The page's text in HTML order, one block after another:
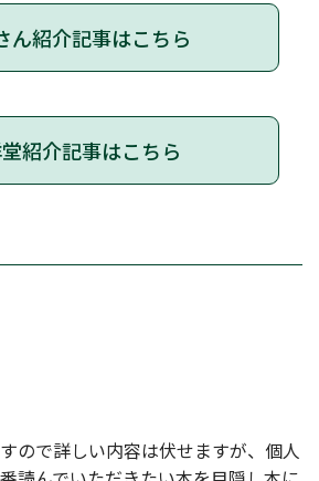
ん紹介記事はこちら
紹介記事はこちら
ので詳しい内容は伏せますが、個人